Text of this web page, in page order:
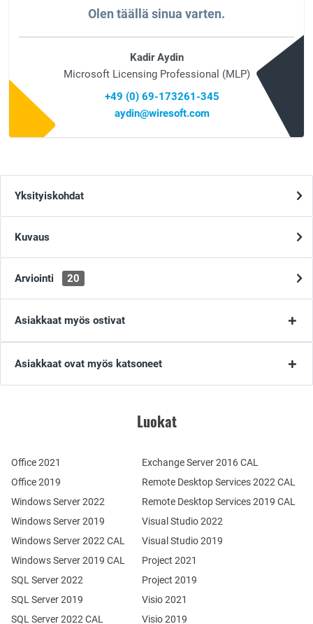
Olen täällä sinua varten.
Kadir Aydin
Microsoft Licensing Professional (MLP)
+49 (0) 69-173261-345
aydin@wiresoft.com
Yksityiskohdat
Kuvaus
Arviointi 20
Asiakkaat myös ostivat
Asiakkaat ovat myös katsoneet
Luokat
Office 2021
Office 2019
Windows Server 2022
Windows Server 2019
SQL Server 2022
SQL Server 2019
Windows Server 2022 CAL
Windows Server 2019 CAL
SQL Server 2022 CAL
Remote Desktop Services 2022 CAL
Remote Desktop Services 2019 CAL
Exchange Server 2016 CAL
Visual Studio 2022
Visual Studio 2019
Project 2021
Project 2019
Visio 2021
Visio 2019